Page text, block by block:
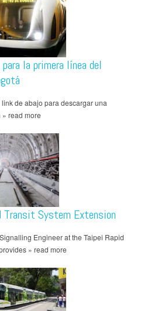
la primera línea del
de abajo para descargar una
read more
Transit System Extension
Engineer at the Taipei Rapid
» read more